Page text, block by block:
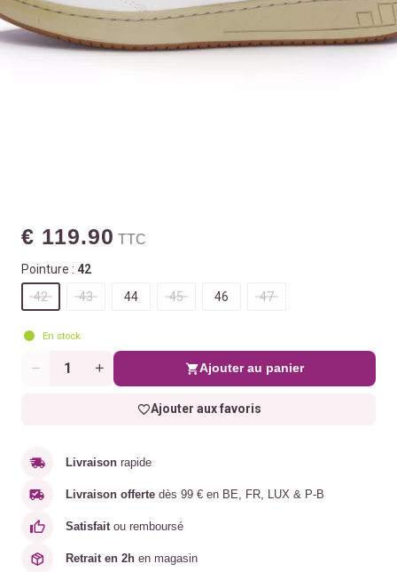
€ 119.90 TTC
Pointure : 42
42
43 44 45 46 47
En stock
Quantité Ajouter au panier
Ajouter aux favoris
Livraison rapide
Livraison offerte dès 99 € en BE, FR, LUX & P-B
Satisfait ou remboursé
Retrait en 2h en magasin